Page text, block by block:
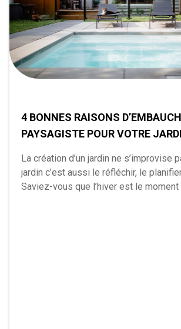
4 BONNES RAISONS
PAYSAGISTE POUR VOTRE
La création d’un jardin ne s’improvise
jardin c’est aussi le réfléchir, le
Saviez-vous que l’hiver est le moment